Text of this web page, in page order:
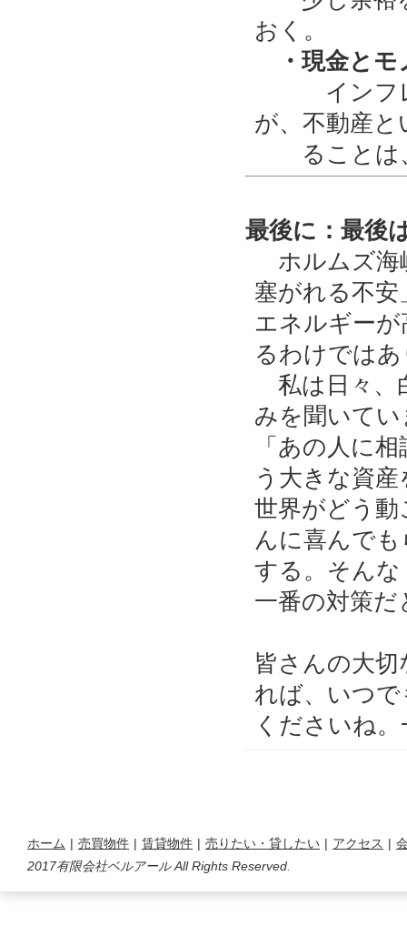
おく。
・現金とモ
インフレ
が、不動産
ることは、
最後に：最後
ホルムズ海
塞がれる不
エネルギー
るわけでは
私は日々、
みを聞いて
「あの人に
う大きな資
世界がどう動
んに喜んで
する。そん
一番の対策
皆さんの大
れば、いつ
くださいね
ホーム | 売買物件 | 賃貸物件 | 売りたい・貸したい | アクセス |
2017有限会社ベルアール All Rights Reserved.